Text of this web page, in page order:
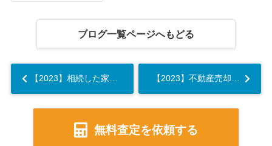
ブログ一覧ページへもどる
【2023】相続した家が空き家になった場合の管理方法やその解決策... 【2023】不動産売却前にリフォームは不要？必要なケースや代わりの方法を解説...
無料査定を依頼する